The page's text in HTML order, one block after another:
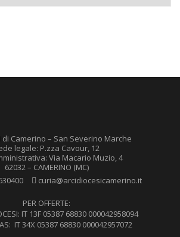
di Camerino – San Severino Marche
legale: P.zza Cavour, 12
Via Macario Muzio, 4
62032 – CAMERINO (MC)
curia@arcidiocesicamerino.it
PER OFFERTE:
IT 13F 05387 68830 000042958094
IT 34X 05387 68830 000042957072